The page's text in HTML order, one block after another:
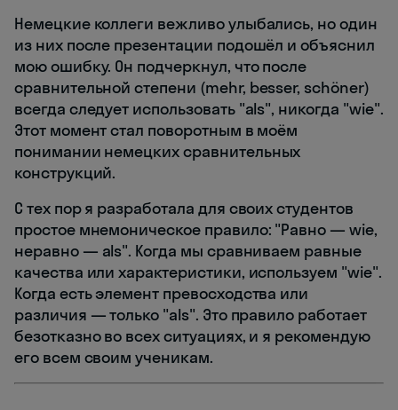
Немецкие коллеги вежливо улыбались, но один
из них после презентации подошёл и объяснил
мою ошибку. Он подчеркнул, что после
сравнительной степени (mehr, besser, schöner)
всегда следует использовать "als", никогда "wie".
Этот момент стал поворотным в моём
понимании немецких сравнительных
конструкций.
С тех пор я разработала для своих студентов
простое мнемоническое правило: "Равно — wie,
неравно — als". Когда мы сравниваем равные
качества или характеристики, используем "wie".
Когда есть элемент превосходства или
различия — только "als". Это правило работает
безотказно во всех ситуациях, и я рекомендую
его всем своим ученикам.